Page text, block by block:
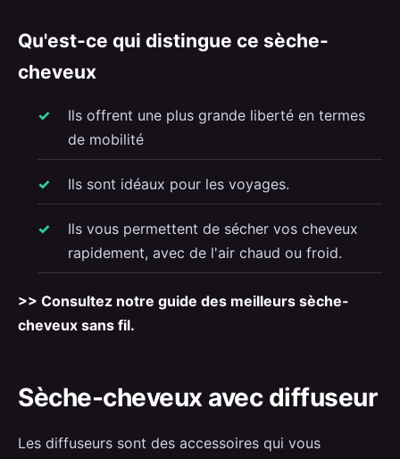
Qu'est-ce qui distingue ce sèche-
cheveux
Ils offrent une plus grande liberté en termes
de mobilité
Ils sont idéaux pour les voyages.
Ils vous permettent de sécher vos cheveux
rapidement, avec de l'air chaud ou froid.
>> Consultez notre guide des meilleurs sèche-
cheveux sans fil.
Sèche-cheveux avec diffuseur
Les diffuseurs sont des accessoires qui vous